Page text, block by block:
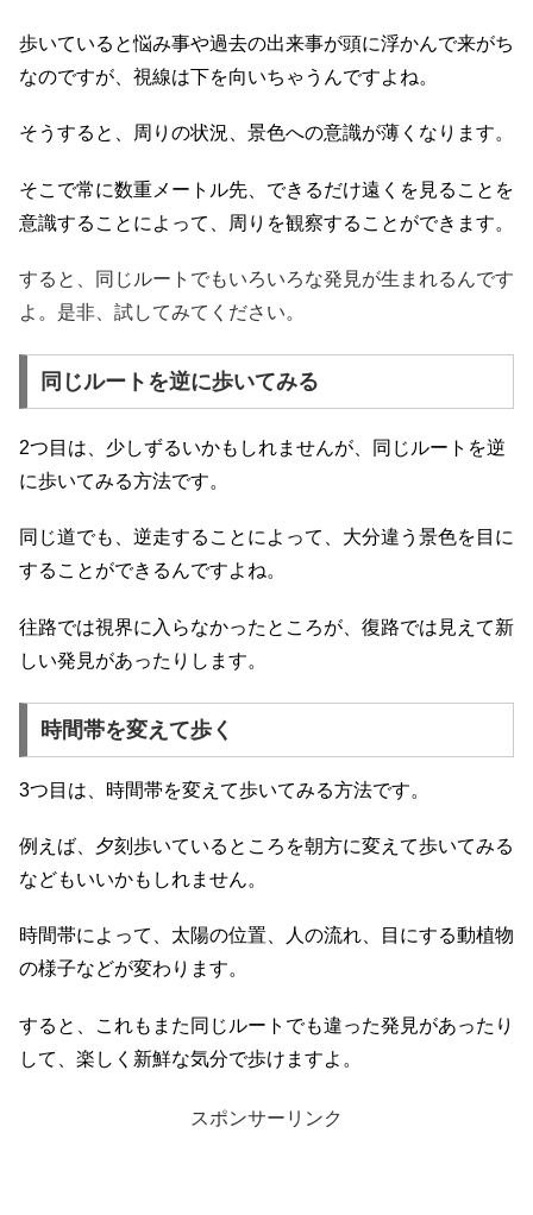
歩いていると悩み事や過去の出来事が頭に浮かんで来がち
なのですが、視線は下を向いちゃうんですよね。
そうすると、周りの状況、景色への意識が薄くなります。
そこで常に数重メートル先、できるだけ遠くを見ることを
意識することによって、周りを観察することができます。
すると、同じルートでもいろいろな発見が生まれるんです
よ。是非、試してみてください。
同じルートを逆に歩いてみる
2つ目は、少しずるいかもしれませんが、同じルートを逆
に歩いてみる方法です。
同じ道でも、逆走することによって、大分違う景色を目に
することができるんですよね。
往路では視界に入らなかったところが、復路では見えて新
しい発見があったりします。
時間帯を変えて歩く
3つ目は、時間帯を変えて歩いてみる方法です。
例えば、夕刻歩いているところを朝方に変えて歩いてみる
などもいいかもしれません。
時間帯によって、太陽の位置、人の流れ、目にする動植物
の様子などが変わります。
すると、これもまた同じルートでも違った発見があったり
して、楽しく新鮮な気分で歩けますよ。
スポンサーリンク